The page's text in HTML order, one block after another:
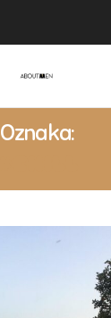
Oznaka: